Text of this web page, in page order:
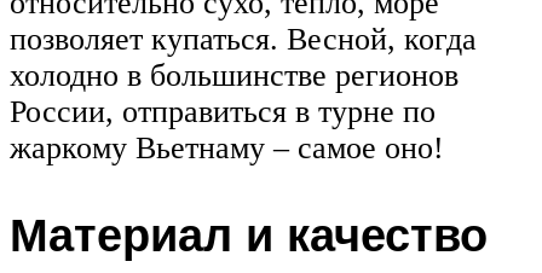
позволяет купаться. Весной, когда
холодно в большинстве регионов
России, отправиться в турне по
жаркому Вьетнаму – самое оно!
Материал и качество